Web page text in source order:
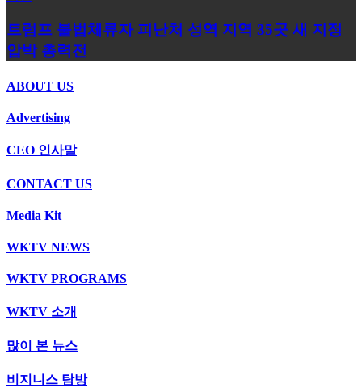
트럼프 불법체류자 피난처 성역 지역 35곳 새 지정
압박 총력전
ABOUT US
Advertising
CEO 인사말
CONTACT US
Media Kit
WKTV NEWS
WKTV PROGRAMS
WKTV 소개
많이 본 뉴스
비지니스 탐방